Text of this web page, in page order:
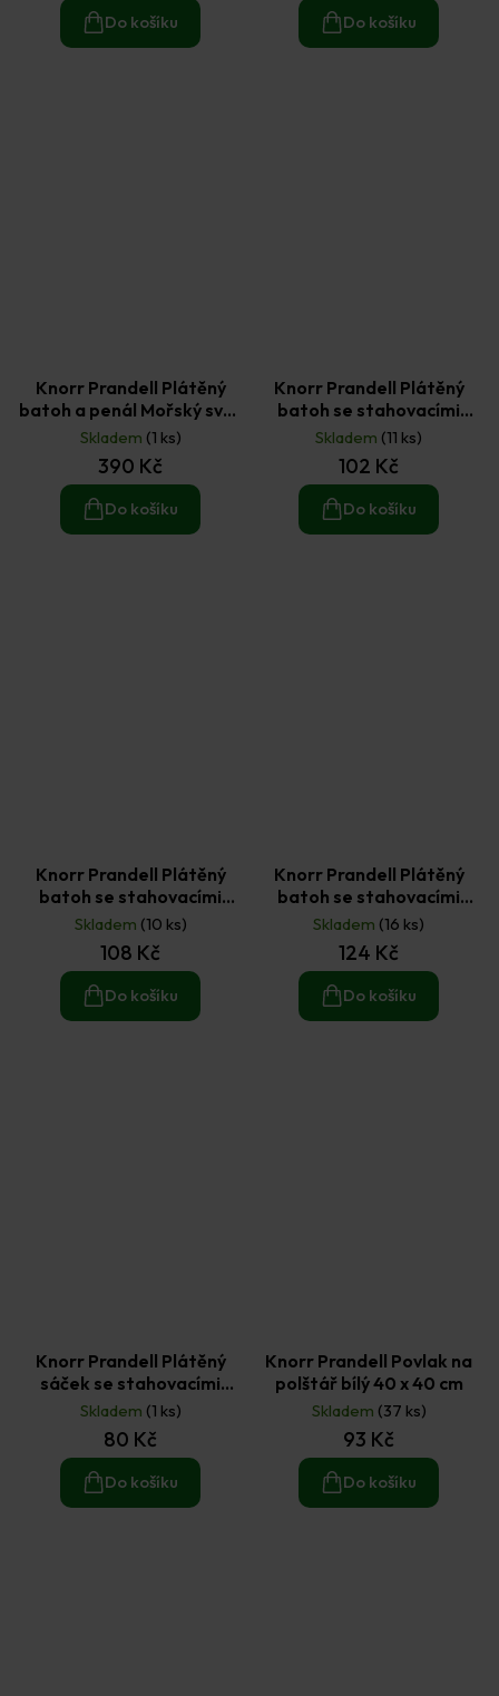
Do košíku Do košíku
Knorr Prandell Plátěný
batoh a penál Mořský svět
+ sada fixů na textil 6ks
Skladem (1 ks)
390 Kč
Do košíku
Knorr Prandell Plátěný
batoh se stahovacími
šňůrkami bílý 38 x 42 cm
Skladem (11 ks)
102 Kč
Do košíku
Knorr Prandell Plátěný
batoh se stahovacími
šňůrkami natural 42 x 38
cm
Skladem (10 ks)
108 Kč
Do košíku
Knorr Prandell Plátěný
batoh se stahovacími
šňůrkami Zvířátka 38 x 42
cm
Skladem (16 ks)
124 Kč
Do košíku
Knorr Prandell Plátěný
sáček se stahovacími
šňůrkami natural 30 x 41
cm
Skladem (1 ks)
80 Kč
Do košíku
Knorr Prandell Povlak na
polštář bílý 40 x 40 cm
Skladem (37 ks)
93 Kč
Do košíku